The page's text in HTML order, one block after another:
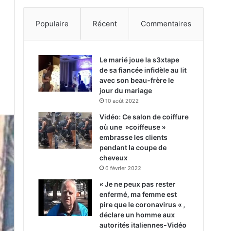
Populaire Récent Commentaires
Le marié joue la s3xtape
de sa fiancée infidèle au lit
avec son beau-frère le
jour du mariage
10 août 2022
Vidéo: Ce salon de coiffure
où une »coiffeuse »
embrasse les clients
pendant la coupe de
cheveux
6 février 2022
« Je ne peux pas rester
enfermé, ma femme est
pire que le coronavirus « ,
déclare un homme aux
autorités italiennes-Vidéo